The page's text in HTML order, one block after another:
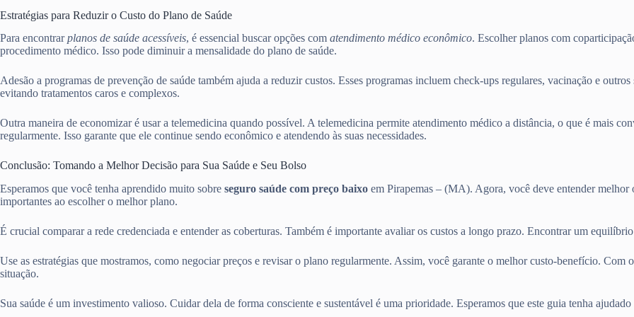
Estratégias para Reduzir o Custo do Plano de Saúde
Para encontrarplanos de saúde acessíveis, é essencial buscar opções com atendimento médico econômico. Escolher planos com
procedimento médico. Isso pode diminuir a mensalidade do plano de saúde.
Adesão a programas de prevenção de saúde também ajuda a reduzir custos. Esses programas incluem check-ups regulares, vacinação e
evitando tratamentos caros e complexos.
Outra maneira de economizar é usar a telemedicina quando possível. A telemedicina permite atendimento médico a distância, o que é mais
regularmente. Isso garante que ele continue sendo econômico e atendendo às suas necessidades.
Conclusão: Tomando a Melhor Decisão para Sua Saúde e Seu Bolso
Esperamos que você tenha aprendido muito sobre seguro saúde com preço baixo em Pirapemas – (MA). Agora, você deve entender melhor
importantes ao escolher o melhor plano.
É crucial comparar a rede credenciada e entender as coberturas. Também é importante avaliar os custos a longo prazo. Encontrar um
Use as estratégias que mostramos, como negociar preços e revisar o plano regularmente. Assim, você garante o melhor custo-benefício.
situação.
Sua saúde é um investimento valioso. Cuidar dela de forma consciente e sustentável é uma prioridade. Esperamos que este guia tenha